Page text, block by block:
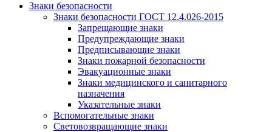
Знаки безопасности
Знаки безопасности ГОСТ 12.4.026-2015
Запрещающие знаки
Предупреждающие знаки
Предписывающие знаки
Знаки пожарной безопасности
Эвакуационные знаки
Знаки медицинского и санитарного
назначения
Указательные знаки
Вспомогательные знаки
Световозвращающие знаки